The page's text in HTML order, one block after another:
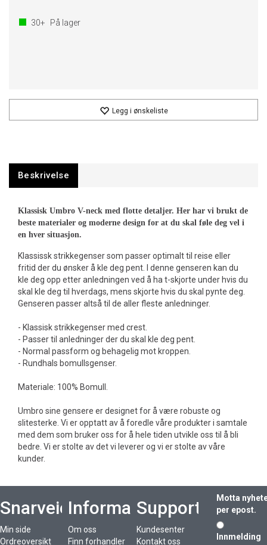
30+ På lager
Legg i ønskeliste
Beskrivelse
Klassisk Umbro V-neck med flotte detaljer. Her har vi brukt de
beste materialer og moderne design for at du skal føle deg vel i
en hver situasjon.
Klassissk strikkegenser som passer optimalt til reise eller
fritid der du ønsker å kle deg pent. I denne genseren kan du
kle deg opp etter anledningen ved å ha t-skjorte under hvis du
skal kle deg til hverdags, mens skjorte hvis du skal pynte deg.
Genseren passer altså til de aller fleste anledninger.
- Klassisk strikkegenser med crest.
- Passer til anledninger der du skal kle deg pent.
- Normal passform og behagelig mot kroppen.
- Rundhals bomullsgenser.
Materiale: 100% Bomull.
Umbro sine gensere er designet for å være robuste og
slitesterke. Vi er opptatt av å foredle våre produkter i samtale
med dem som bruker oss for å hele tiden utvikle oss til å bli
bedre. Vi er stolte av det vi leverer og vi er stolte av våre
kunder.
Snarveier
Min side
Ordreoversikt
Informasjon
Om oss
Finn forhandler
Support
Kundesenter
Kontakt oss
Motta
per epost.
Innmelding